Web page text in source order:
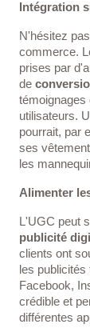
Intégration
N'hésitez
commerce.
prises par
de
témoignages
utilisateurs.
pourrait, par
ses
les
Alimenter
L'UGC peut
publicité
clients ont
les
Facebook,
crédible et
différentes